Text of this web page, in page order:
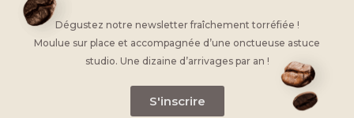
Dégustez notre newsletter fraîchement torréfiée !
Moulue sur place et accompagnée d’une onctueuse astuce
studio. Une dizaine d’arrivages par an !
S'inscrire